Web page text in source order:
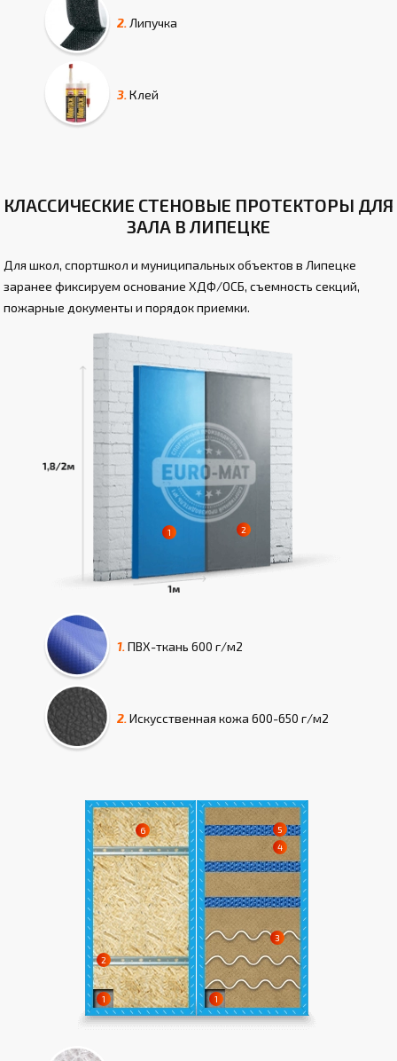
2. Липучка
3. Клей
КЛАССИЧЕСКИЕ СТЕНОВЫЕ ПРОТЕКТОРЫ ДЛЯ
ЗАЛА В ЛИПЕЦКЕ
Для школ, спортшкол и муниципальных объектов в Липецке
заранее фиксируем основание ХДФ/ОСБ, съемность секций,
пожарные документы и порядок приемки.
1. ПВХ-ткань 600 г/м2
2. Искусcтвенная кожа 600-650 г/м2